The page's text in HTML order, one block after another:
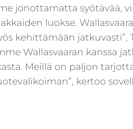
jonottamatta syötävää,
luokse.
kehittämään
Wallasvaaran kanssa
Meillä on paljon
kertoo